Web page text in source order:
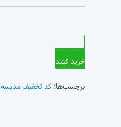
خرید کنید
برچسب‌ها: کد تخفیف مدیسه